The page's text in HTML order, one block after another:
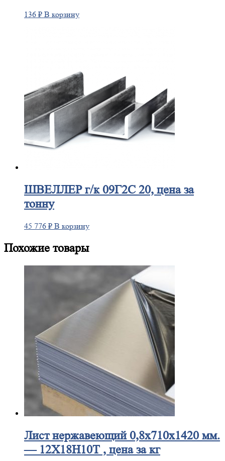
136 ₽ В корзину
ШВЕЛЛЕРг/к 09Г2С 20, цена за
тонну
45 776 ₽ В корзину
Похожие товары
Листнержавеющий 0,8x710x1420 мм.
— 12Х18Н10Т , цена за кг